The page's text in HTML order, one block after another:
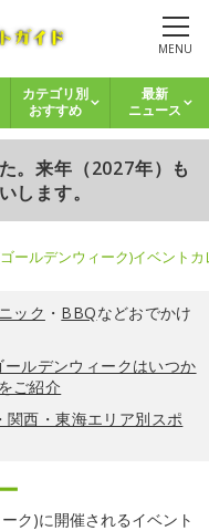
MENU
カテゴリ別
おすすめ
最新
ニュース
。来年（2027年）も
します。
ールデンウィーク)イベント
ック ・ BBQなどおでかけ
ールデンウィークはいつか
ご紹介
関西・東海エリア別スポ
ク)に開催されるイベント